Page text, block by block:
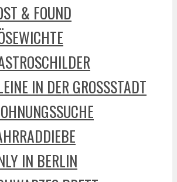
& FOUND
IN DER GROSSSTADT
IN BERLIN